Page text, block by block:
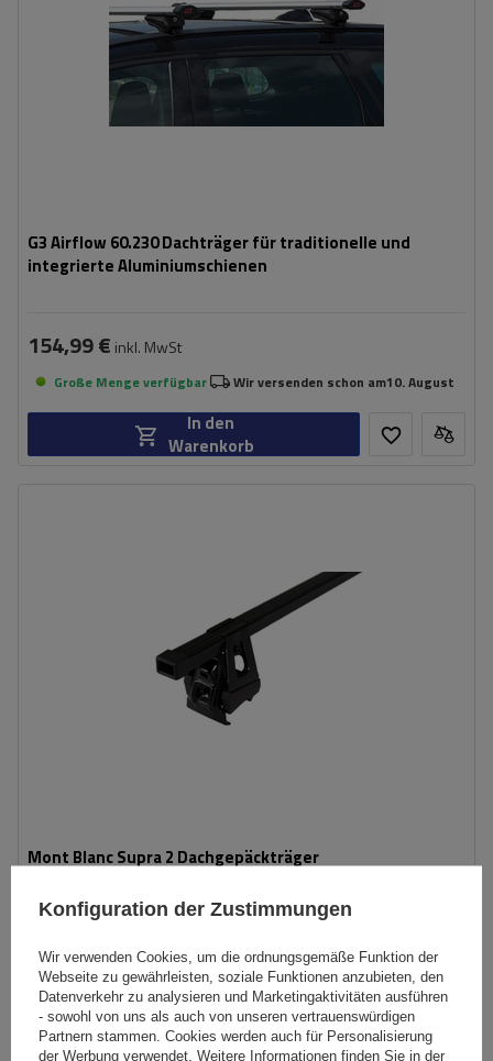
G3 Airflow 60.230 Dachträger für traditionelle und
integrierte Aluminiumschienen
154,99 € inkl. MwSt
Große Menge verfügbar Wir versenden schon am10. August
In den
Warenkorb
Mont Blanc Supra 2 Dachgepäckträger
Große Menge verfügbar Wir versenden schon am10. August
In den
Warenkorb
Konfiguration der Zustimmungen
Wir verwenden Cookies, um die ordnungsgemäße Funktion der
Webseite zu gewährleisten, soziale Funktionen anzubieten, den
Datenverkehr zu analysieren und Marketingaktivitäten ausführen
- sowohl von uns als auch von unseren vertrauenswürdigen
Partnern stammen. Cookies werden auch für Personalisierung
der Werbung verwendet. Weitere Informationen finden Sie in der